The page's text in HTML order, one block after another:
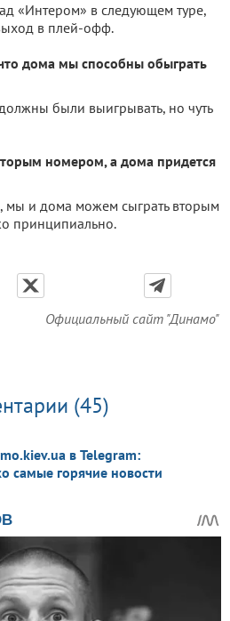
«Интером» в следующем туре,
в плей-офф.
дома мы способны обыграть
были выигрывать, но чуть
номером, а дома придется
мы и дома можем сыграть вторым
принципиально.
Официальный сайт "Динамо"
(45)
в Telegram:
самые горячие новости